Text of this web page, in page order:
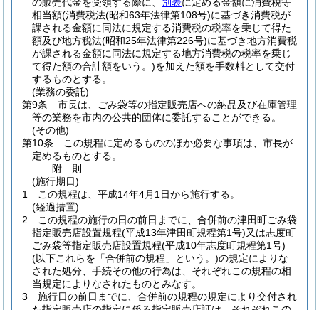
相当額(消費税法(昭和63年法律第108号)に基づき消費税が
課される金額に同法に規定する消費税の税率を乗じて得た
額及び地方税法(昭和25年法律第226号)に基づき地方消費税
が課される金額に同法に規定する地方消費税の税率を乗じ
て得た額の合計額をいう。)を加えた額を手数料として交付
するものとする。
(業務の委託)
第9条
市長は、ごみ袋等の指定販売店への納品及び在庫管理
等の業務を市内の公共的団体に委託することができる。
(その他)
第10条
この規程に定めるもののほか必要な事項は、市長が
定めるものとする。
附 則
(施行期日)
1
この規程は、平成14年4月1日から施行する。
(経過措置)
2
この規程の施行の日の前日までに、合併前の津田町ごみ袋
指定販売店設置規程(平成13年津田町規程第1号)又は志度町
ごみ袋等指定販売店設置規程(平成10年志度町規程第1号)
(以下これらを「合併前の規程」という。)の規定によりな
された処分、手続その他の行為は、それぞれこの規程の相
当規定によりなされたものとみなす。
3
施行日の前日までに、合併前の規程の規定により交付され